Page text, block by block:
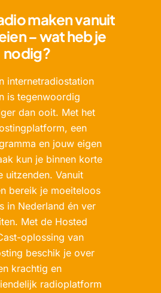
maken vanuit
– wat heb je
nodig?
internetradiostation
is tegenwoordig
dan ooit. Met het
een
en jouw eigen
kun je binnen korte
uitzenden. Vanuit
bereik je moeiteloos
in Nederland én ver
Met de Hosted
oplossing van
beschik je over
krachtig en
radioplatform